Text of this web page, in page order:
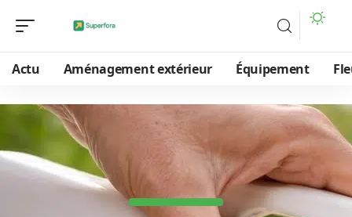
Actu Aménagement extérieur Équipement